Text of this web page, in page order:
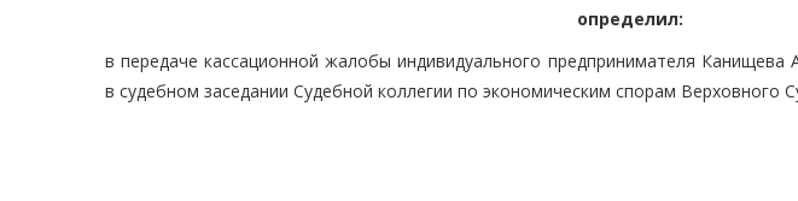
определил:
в передаче кассационной жалобы индивидуального предпринимателя Канищева
в судебном заседании Судебной коллегии по экономическим спорам Верховного